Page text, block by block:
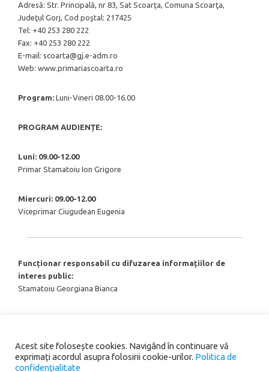
Adresă: Str. Principală, nr 83, Sat Scoarța, Comuna Scoarţa,
Judeţul Gorj, Cod poştal: 217425
Tel: +40 253 280 222
Fax: +40 253 280 222
E-mail: scoarta@gj.e-adm.ro
Web: www.primariascoarta.ro
Program: Luni-Vineri 08.00-16.00
PROGRAM AUDIENȚE:
Luni: 09.00-12.00
Primar Stamatoiu Ion Grigore
Miercuri: 09.00-12.00
Viceprimar Ciugudean Eugenia
Funcționar responsabil cu difuzarea informațiilor de
interes public:
Stamatoiu Georgiana Bianca
Acest site folosește cookies. Navigând în continuare vă
exprimați acordul asupra folosirii cookie-urilor. Politica de
confidențialitate